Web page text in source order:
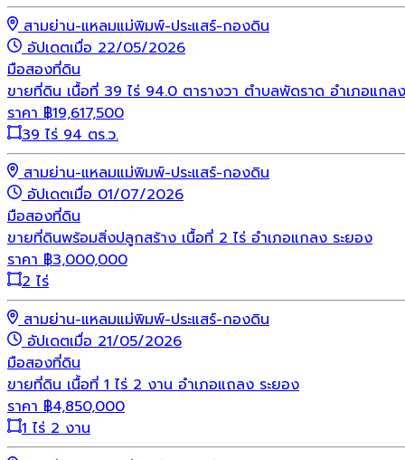
สามย่าน-แหลมแม่พิมพ์-ประแสร์-กองดิน
อัปเดตเมื่อ 22/05/2026
มือสองที่ดิน
ขายที่ดิน เนื้อที่ 39 ไร่ 94.0 ตารางวา ตำบลพัดราด อำเภอแกล
ราคา ฿19,617,500
39 ไร่ 94 ตร.ว.
สามย่าน-แหลมแม่พิมพ์-ประแสร์-กองดิน
อัปเดตเมื่อ 01/07/2026
มือสองที่ดิน
ขายที่ดินพร้อมสิ่งปลูกสร้าง เนื้อที่ 2 ไร่ อำเภอแกลง ระยอง
ราคา ฿3,000,000
2 ไร่
สามย่าน-แหลมแม่พิมพ์-ประแสร์-กองดิน
อัปเดตเมื่อ 21/05/2026
มือสองที่ดิน
ขายที่ดิน เนื้อที่ 1 ไร่ 2 งาน อำเภอแถลง ระยอง
ราคา ฿4,850,000
1 ไร่ 2 งาน